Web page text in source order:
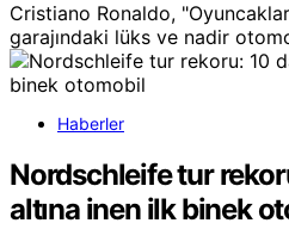
Cristiano Ronaldo,
garajındaki lüks ve nadir
Haberler
Nordschleife tur
altına inen ilk binek